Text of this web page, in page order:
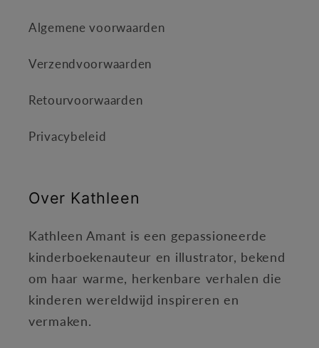
Algemene voorwaarden
Verzendvoorwaarden
Retourvoorwaarden
Privacybeleid
Over Kathleen
Kathleen Amant is een gepassioneerde
kinderboekenauteur en illustrator, bekend
om haar warme, herkenbare verhalen die
kinderen wereldwijd inspireren en
vermaken.